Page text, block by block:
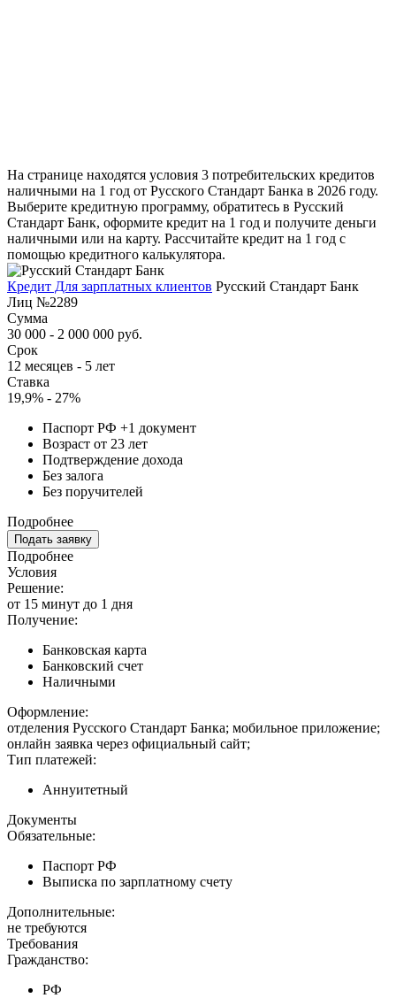
На странице находятся условия 3 потребительских кредитов
наличными на 1 год от Русского Стандарт Банка в 2026 году.
Выберите кредитную программу, обратитесь в Русский
Стандарт Банк, оформите кредит на 1 год и получите деньги
наличными или на карту. Рассчитайте кредит на 1 год с
помощью кредитного калькулятора.
Кредит Для зарплатных клиентов Русский Стандарт Банк
Лиц №2289
Сумма
30 000 - 2 000 000 руб.
Срок
12 месяцев - 5 лет
Ставка
19,9% - 27%
Паспорт РФ +1 документ
Возраст от 23 лет
Подтверждение дохода
Без залога
Без поручителей
Подробнее
Подать заявку
Подробнее
Условия
Решение:
от 15 минут до 1 дня
Получение:
Банковская карта
Банковский счет
Наличными
Оформление:
отделения Русского Стандарт Банка; мобильное приложение;
онлайн заявка через официальный сайт;
Тип платежей:
Аннуитетный
Документы
Обязательные:
Паспорт РФ
Выписка по зарплатному счету
Дополнительные:
не требуются
Требования
Гражданство:
РФ